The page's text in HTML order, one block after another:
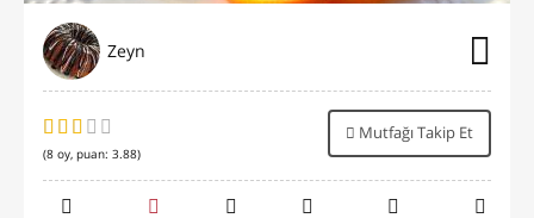
Zeyn
(8 oy, puan: 3.88)
Mutfağı Takip Et